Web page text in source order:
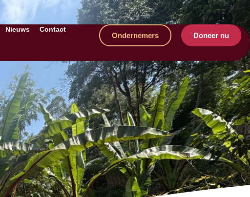
Nieuws Contact
Ondernemers Doneer nu